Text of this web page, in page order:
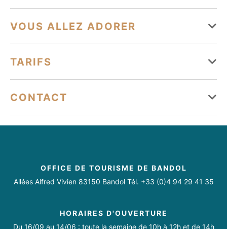
Types d'hébergement
Studio
Du 01 janvier au 31 décembre
Lundi Ouvert
Mardi
Dimanche Ouvert
VOUS ALLEZ ADORER
Garage
Services
TARIFS
Tarifs
Semaine 410 € - 525 €
CONTACT
OFFICE DE TOURISME DE BANDOL
Allées Alfred Vivien 83150 Bandol Tél. +33 (0)4 94 29 41 35
HORAIRES D'OUVERTURE
Du 16/09 au 14/06 : toute la semaine de 10h à 12h et de 14h